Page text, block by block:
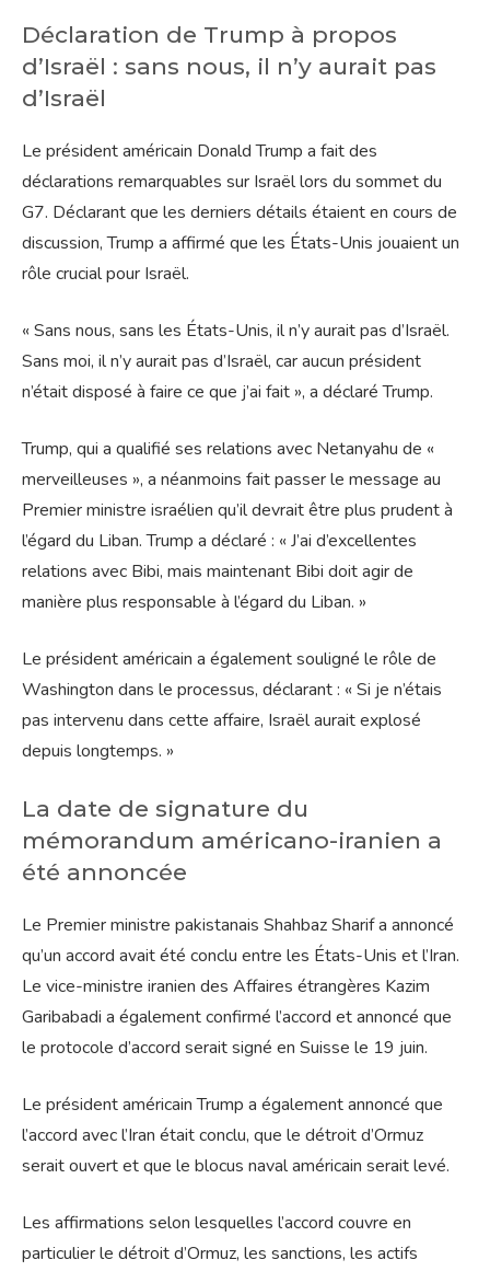
Déclaration de Trump à propos
d’Israël : sans nous, il n’y aurait pas
d’Israël
Le président américain Donald Trump a fait des
déclarations remarquables sur Israël lors du sommet du
G7. Déclarant que les derniers détails étaient en cours de
discussion, Trump a affirmé que les États-Unis jouaient un
rôle crucial pour Israël.
« Sans nous, sans les États-Unis, il n’y aurait pas d’Israël.
Sans moi, il n’y aurait pas d’Israël, car aucun président
n’était disposé à faire ce que j’ai fait », a déclaré Trump.
Trump, qui a qualifié ses relations avec Netanyahu de «
merveilleuses », a néanmoins fait passer le message au
Premier ministre israélien qu’il devrait être plus prudent à
l’égard du Liban. Trump a déclaré : « J’ai d’excellentes
relations avec Bibi, mais maintenant Bibi doit agir de
manière plus responsable à l’égard du Liban. »
Le président américain a également souligné le rôle de
Washington dans le processus, déclarant : « Si je n’étais
pas intervenu dans cette affaire, Israël aurait explosé
depuis longtemps. »
La date de signature du
mémorandum américano-iranien a
été annoncée
Le Premier ministre pakistanais Shahbaz Sharif a annoncé
qu’un accord avait été conclu entre les États-Unis et l’Iran.
Le vice-ministre iranien des Affaires étrangères Kazim
Garibabadi a également confirmé l’accord et annoncé que
le protocole d’accord serait signé en Suisse le 19 juin.
Le président américain Trump a également annoncé que
l’accord avec l’Iran était conclu, que le détroit d’Ormuz
serait ouvert et que le blocus naval américain serait levé.
Les affirmations selon lesquelles l’accord couvre en
particulier le détroit d’Ormuz, les sanctions, les actifs